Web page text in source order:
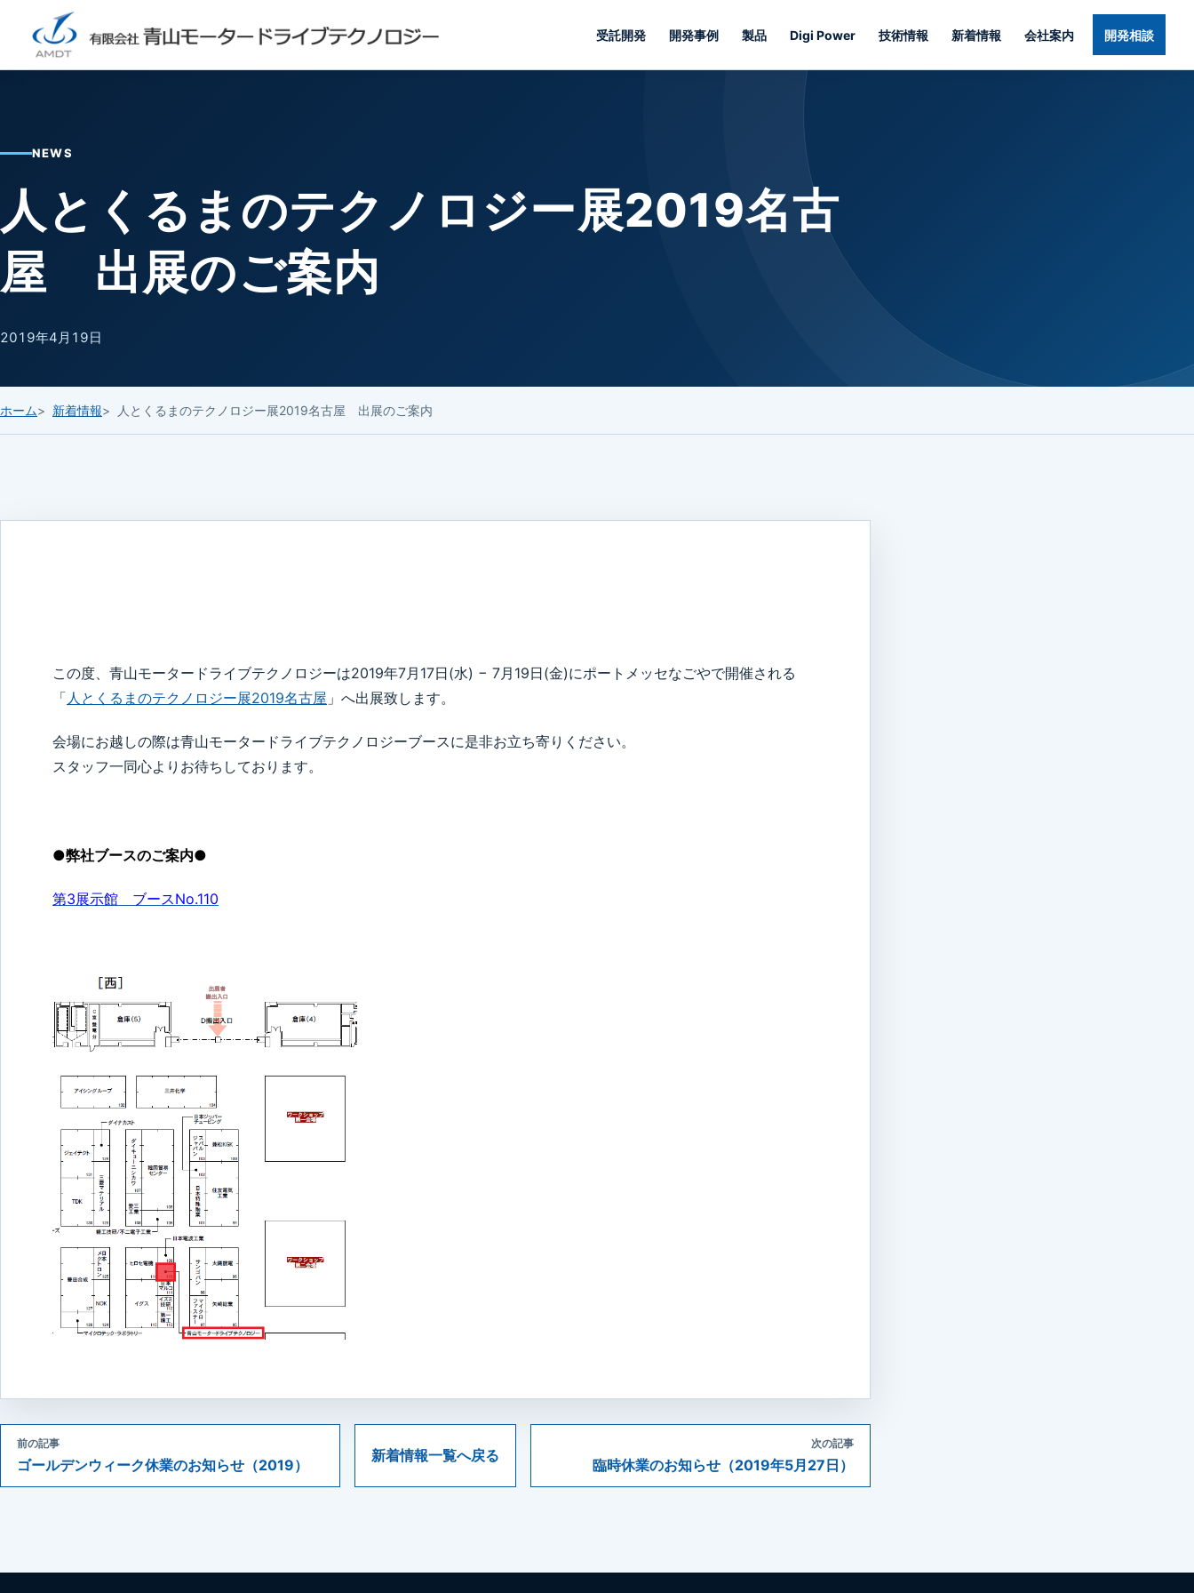
受託開発 開発事例 製品 Digi Power 技術情報 新着情報 会社案内 開発相談
NEWS
人とくるまのテクノロジー展2019名古
屋 出展のご案内
2019年4月19日
ホーム 新着情報 人とくるまのテクノロジー展2019名古屋 出展のご案内
この度、青山モータードライブテクノロジーは2019年7月17日(水) − 7月19日(金)にポートメッセなごやで開催される
「 人とくるまのテクノロジー展2019名古屋 」へ出展致します。
会場にお越しの際は青山モータードライブテクノロジーブースに是非お立ち寄りください。
スタッフ一同心よりお待ちしております。
●弊社ブースのご案内●
第3展示館 ブースNo.110
前の記事
ゴールデンウィーク休業のお知らせ（2019）
新着情報一覧へ戻る
次の記事
臨時休業のお知らせ（2019年5月27日）